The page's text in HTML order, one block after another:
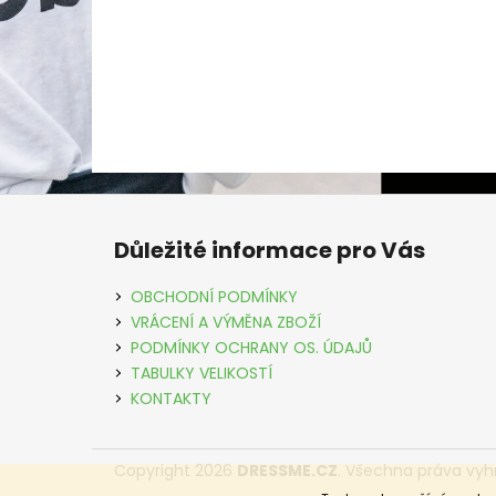
Z
Důležité informace pro Vás
OBCHODNÍ PODMÍNKY
VRÁCENÍ A VÝMĚNA ZBOŽÍ
PODMÍNKY OCHRANY OS. ÚDAJŮ
TABULKY VELIKOSTÍ
KONTAKTY
Copyright 2026DRESSME.CZ. Všechna práva